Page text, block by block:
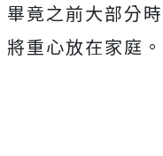
畢竟之前大部分
將重心放在家庭。